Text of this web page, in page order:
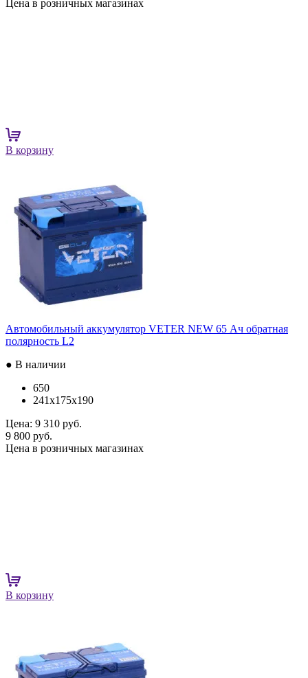
Цена в розничных магазинах
В корзину
Автомобильный аккумулятор VETER NEW 65 Ач обратная
полярность L2
● В наличии
650
241x175x190
Цена: 9 310 руб.
9 800 руб.
Цена в розничных магазинах
В корзину